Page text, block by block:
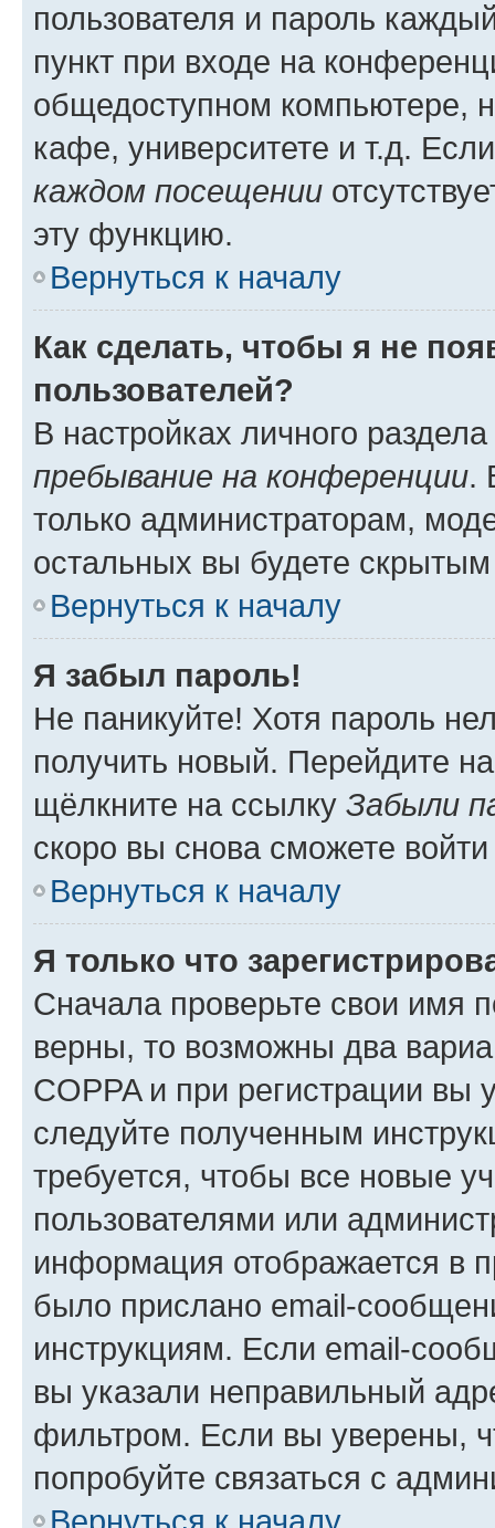
пользователя и пароль
пункт при входе на
общедоступном компьютере,
кафе, университете и т.д.
каждом посещении
эту функцию.
Вернуться к началу
Как сделать, чтобы я не
пользователей?
В настройках личного
пребывание на конференции.
только администраторам,
остальных вы будете
Вернуться к началу
Я забыл пароль!
Не паникуйте! Хотя пароль
получить новый. Перейдите
щёлкните на ссылку Забыли
скоро вы снова сможете
Вернуться к началу
Я только что
Сначала проверьте свои имя
верны, то возможны два
COPPA и при регистрации вы
следуйте полученным
требуется, чтобы все новые
пользователями или
информация отображается в
было прислано email-
инструкциям. Если email-
вы указали неправильный
фильтром. Если вы уверены,
попробуйте связаться с
Вернуться к началу